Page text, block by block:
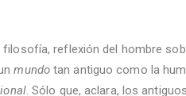
reflexión del hombre
mundotan antiguo como la
. Sólo que, aclara, los